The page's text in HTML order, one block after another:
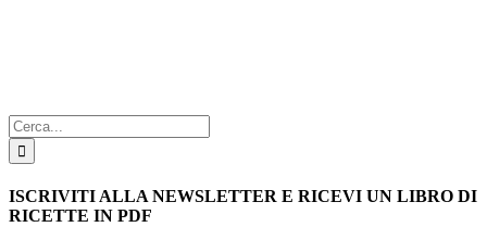
Cerca
per:
ISCRIVITI ALLA NEWSLETTER E RICEVI UN LIBRO DI
RICETTE IN PDF